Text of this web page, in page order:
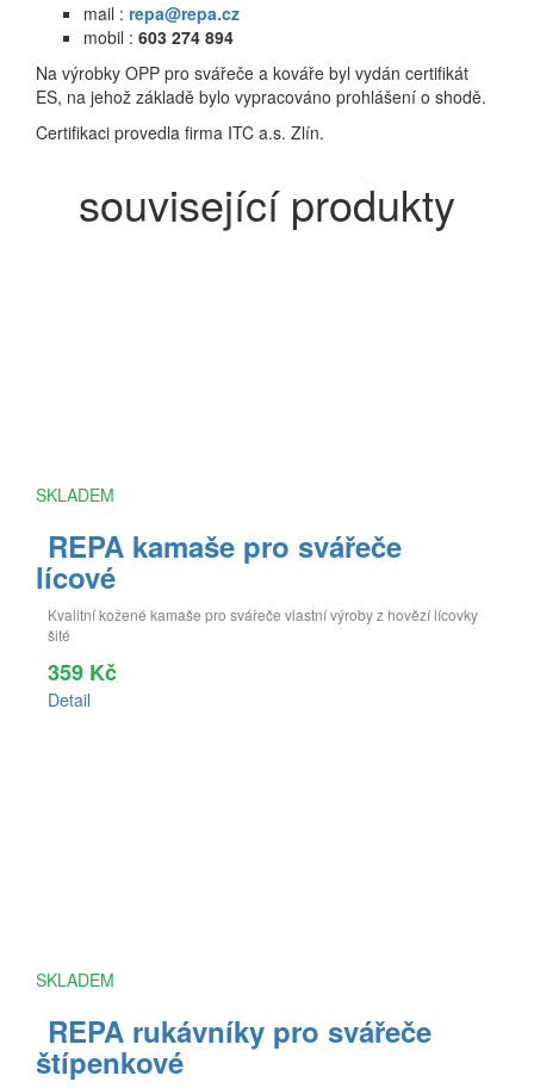
mail : repa@repa.cz
mobil : 603 274 894
Na výrobky OPP pro svářeče a kováře byl vydán certifikát
ES, na jehož základě bylo vypracováno prohlášení o shodě.
Certifikaci provedla firma ITC a.s. Zlín.
související produkty
SKLADEM
REPA kamaše pro svářeče
lícové
Kvalitní kožené kamaše pro svářeče vlastní výroby z hovězí lícovky
šité
359 Kč
Detail
SKLADEM
REPA rukávníky pro svářeče
štípenkové